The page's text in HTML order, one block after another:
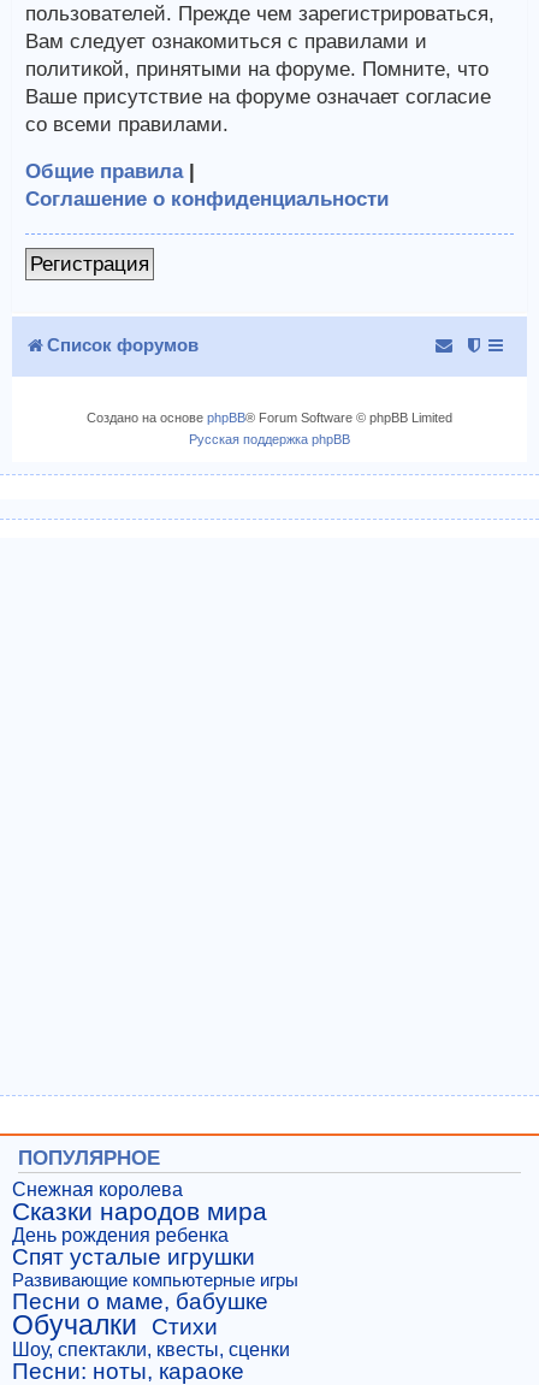
пользователей. Прежде чем зарегистрироваться,
Вам следует ознакомиться с правилами и
политикой, принятыми на форуме. Помните, что
Ваше присутствие на форуме означает согласие
со всеми правилами.
Общие правила|
Соглашение о конфиденциальности
Регистрация
Список форумов
Создано на основе phpBB® Forum Software © phpBB Limited
Русская поддержка phpBB
ПОПУЛЯРНОЕ
Снежная королева
Сказки народов мира
День рождения ребенка
Спят усталые игрушки
Развивающие компьютерные игры
Песни о маме, бабушке
Обучалки Стихи
Шоу, спектакли, квесты, сценки
Песни: ноты, караоке